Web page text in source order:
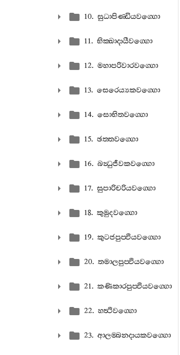
10. සුධාපිණ‍්ඩියවග‍්ගො
11. භික‍්ඛාදායීවග‍්ගො
12. මහාපරිවාරවග‍්ගො
13. සෙරෙය්‍යකවග‍්ගො
14. සොභිතවග‍්ගො
15. ඡත‍්තවග‍්ගො
16. බන්‍ධුජීවකවග‍්ගො
17. සුපාරිචරියවග‍්ගො
18. කුමුදවග‍්ගො
19. කුටජපුප‍්ඵියවග‍්ගො
20. තමාලපුප‍්ඵියවග‍්ගො
21. කණිකාරපුප‍්ඵියවග‍්ගො
22. හත්‍ථිවග‍්ගො
23. ආලම‍්බනදායකවග‍්ගො